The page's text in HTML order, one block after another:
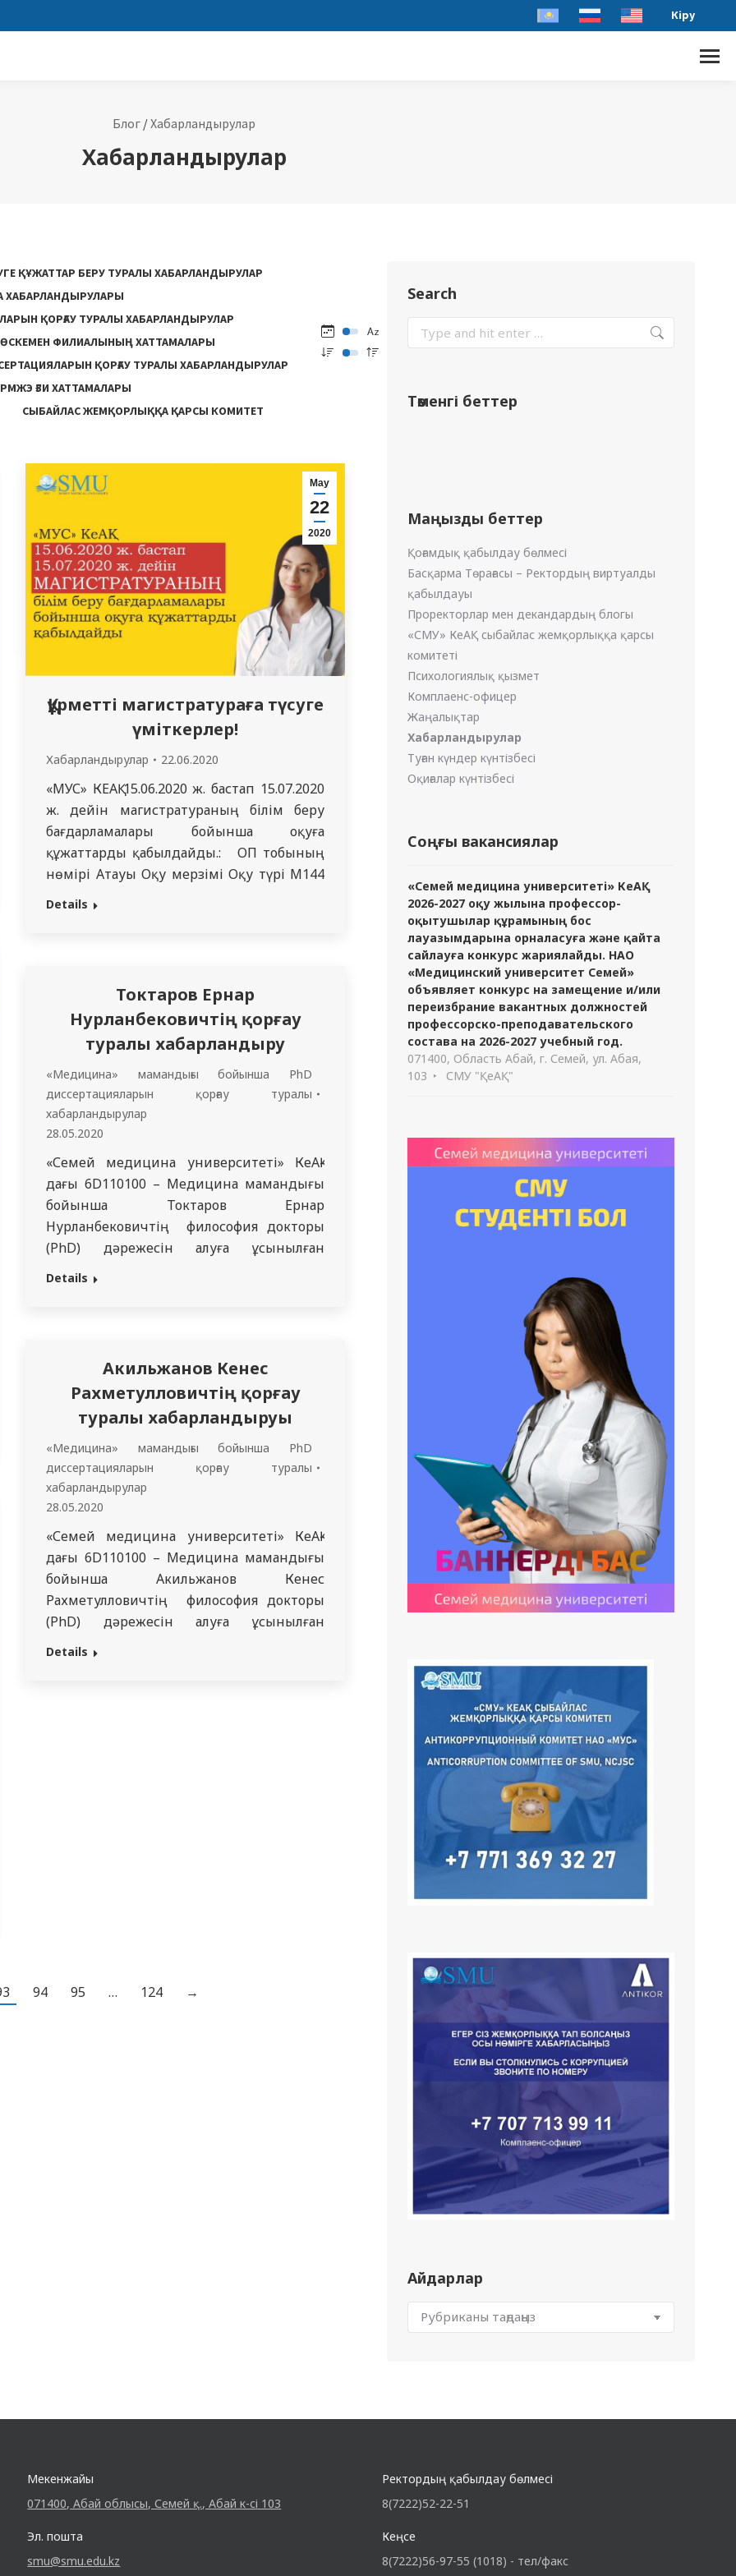
Кіру
Блог /Хабарландырулар
Хабарландырулар
ҚҰЖАТТАР БЕРУ ТУРАЛЫ ХАБАРЛАНДЫРУЛАР
ХАБАРЛАНДЫРУЛАРЫ
ҚОРҒАУ ТУРАЛЫ ХАБАРЛАНДЫРУЛАР
ӨСКЕМЕН ФИЛИАЛЫНЫҢ ХАТТАМАЛАРЫ
ҚОРҒАУ ТУРАЛЫ ХАБАРЛАНДЫРУЛАР
РМЖЭ ҒЗИ ХАТТАМАЛАРЫ
СЫБАЙЛАС ЖЕМҚОРЛЫҚҚА ҚАРСЫ КОМИТЕТ
Мау
22
2020
Құрметті магистратураға түсуге
үміткерлер!
Хабарландырулар 22.06.2020
«МУС» КЕАҚ 15.06.2020 ж. бастап 15.07.2020
ж. дейін магистратураның білім беру
бағдарламалары бойынша оқуға
құжаттарды қабылдайды.: ОП тобының
нөмірі Атауы Оқу мерзімі Оқу түрі M144
7М10105 – Медицина 2 ақылы 7М10106 –
Медициналық-профилактикалық…
Details
Токтаров Ернар
Нурланбековичтің қорғау
туралы хабарландыру
«Медицина» мамандығы бойынша PhD
диссертацияларын қорғау туралы
хабарландырулар
28.05.2020
«Семей медицина университеті» КеАҚ-
дағы 6D110100 – Медицина мамандығы
бойынша Токтаров Ернар
Нурланбековичтің философия докторы
(PhD) дәрежесін алуға ұсынылған
«Асықты жіліктің диафизінің тұрақсыз
«Семей медицина университеті» КеАҚ-
нда ортопедиялық хирургия
кафедрасында орындалды. Қорғау орыс
тілінде өтеді. Рецензенттер: Тулеубаев
Берик Еркебуланович – медицина
ғылымдарының докторы…
Details
Акильжанов Кенес
Рахметулловичтің қорғау
туралы хабарландыруы
«Медицина» мамандығы бойынша PhD
диссертацияларын қорғау туралы
хабарландырулар
28.05.2020
«Семей медицина университеті» КеАҚ-
дағы 6D110100 – Медицина мамандығы
бойынша Акильжанов Кенес
Рахметулловичтің философия докторы
(PhD) дәрежесін алуға ұсынылған
«Пателлофеморалды қақсау синдромы
Details
94 95 … 124 →
Search
Төменгі беттер
Маңызды беттер
Қоғамдық қабылдау бөлмесі
Басқарма Төрағасы – Ректордың виртуалды
қабылдауы
Проректорлар мен декандардың блогы
«СМУ» КеАҚ сыбайлас жемқорлыққа қарсы
комитеті
Психологиялық қызмет
Комплаенс-офицер
Жаңалықтар
Хабарландырулар
Туған күндер күнтізбесі
Оқиғалар күнтізбесі
Соңғы вакансиялар
«Семей медицина университеті» КеАҚ
2026-2027 оқу жылына профессор-
оқытушылар құрамының бос
лауазымдарына орналасуға және қайта
сайлауға конкурс жариялайды. НАО
«Медицинский университет Семей»
объявляет конкурс на замещение и/или
переизбрание вакантных должностей
профессорско-преподавательского
состава на 2026-2027 учебный год.
071400, Область Абай, г. Семей, ул. Абая,
103
СМУ "ҚеАҚ"
Айдарлар
Мекенжайы
071400, Абай облысы, Семей қ., Абай к-сі 103
Эл. пошта
smu@smu.edu.kz
Ректордың қабылдау бөлмесі
8(7222)52-22-51
Кеңсе
8(7222)56-97-55 (1018) - тел/факс